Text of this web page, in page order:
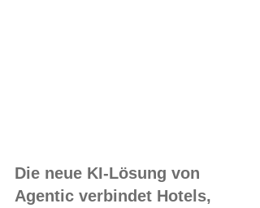
Die neue KI-Lösung von
Agentic verbindet Hotels,